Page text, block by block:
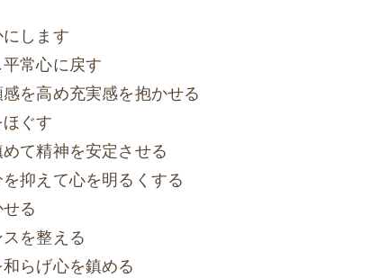
します
常心に戻す
を高め充実感を抱かせる
ぐす
精神を安定させる
て心を明るくする
る
を整える
げ心を鎮める